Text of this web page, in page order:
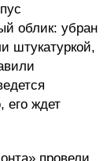
облик: убран
штукатуркой,
его ждет